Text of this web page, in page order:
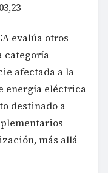
evalúa otros
categoría
afectada a la
energía eléctrica
destinado a
más allá